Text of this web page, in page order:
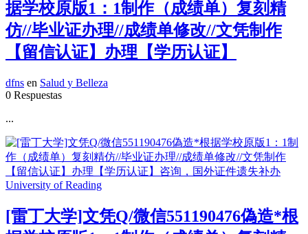
据学校原版1：1制作（成绩单）复刻精
仿//毕业证办理//成绩单修改//文凭制作
【留信认证】办理【学历认证】
dfns en Salud y Belleza
0 Respuestas
...
[雷丁大学]文凭Q/微信551190476偽造*根